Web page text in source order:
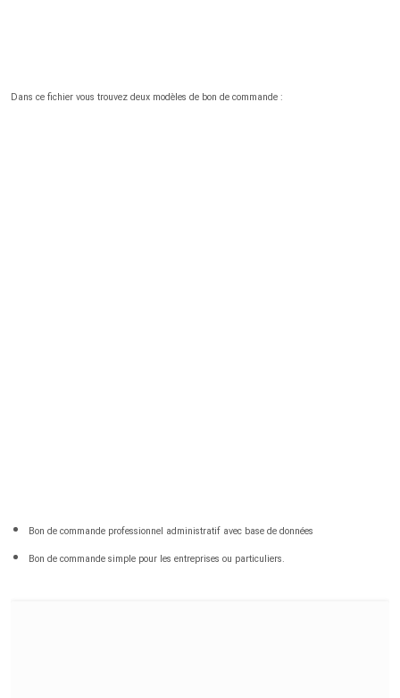
Dans ce fichier vous trouvez deux modèles de bon de commande :
Bon de commande professionnel administratif avec base de données
Bon de commande simple pour les entreprises ou particuliers.